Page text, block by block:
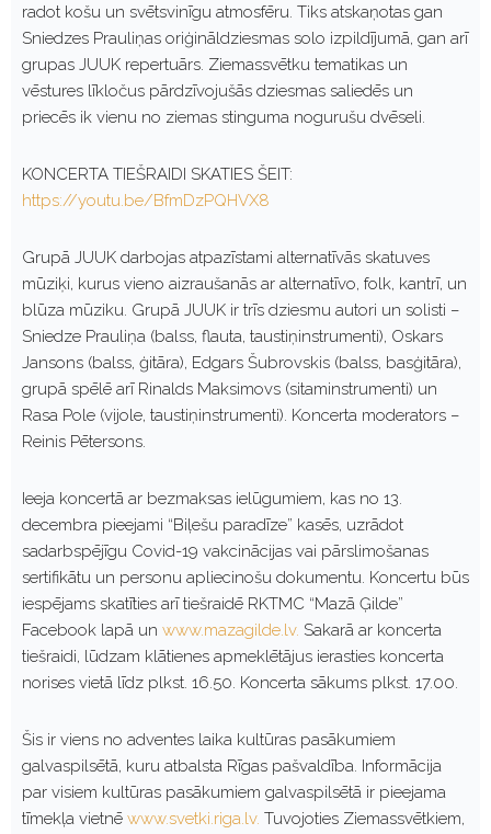
radot košu un svētsvinīgu atmosfēru. Tiks atskaņotas gan
Sniedzes Prauliņas oriģināldziesmas solo izpildījumā, gan arī
grupas JUUK repertuārs. Ziemassvētku tematikas un
vēstures līkločus pārdzīvojušās dziesmas saliedēs un
priecēs ik vienu no ziemas stinguma nogurušu dvēseli.
KONCERTA TIEŠRAIDI SKATIES ŠEIT:
https://youtu.be/BfmDzPQHVX8
Grupā JUUK darbojas atpazīstami alternatīvās skatuves
mūziķi, kurus vieno aizraušanās ar alternatīvo, folk, kantrī, un
blūza mūziku. Grupā JUUK ir trīs dziesmu autori un solisti –
Sniedze Prauliņa (balss, flauta, taustiņinstrumenti), Oskars
Jansons (balss, ģitāra), Edgars Šubrovskis (balss, basģitāra),
grupā spēlē arī Rinalds Maksimovs (sitaminstrumenti) un
Rasa Pole (vijole, taustiņinstrumenti). Koncerta moderators –
Reinis Pētersons.
Ieeja koncertā ar bezmaksas ielūgumiem, kas no 13.
decembra pieejami “Biļešu paradīze” kasēs, uzrādot
sadarbspējīgu Covid-19 vakcinācijas vai pārslimošanas
sertifikātu un personu apliecinošu dokumentu. Koncertu būs
iespējams skatīties arī tiešraidē RKTMC “Mazā Ģilde”
Facebook lapā un www.mazagilde.lv. Sakarā ar koncerta
tiešraidi, lūdzam klātienes apmeklētājus ierasties koncerta
norises vietā līdz plkst. 16.50. Koncerta sākums plkst. 17.00.
Šis ir viens no adventes laika kultūras pasākumiem
galvaspilsētā, kuru atbalsta Rīgas pašvaldība. Informācija
par visiem kultūras pasākumiem galvaspilsētā ir pieejama
tīmekļa vietnē www.svetki.riga.lv. Tuvojoties Ziemassvētkiem,